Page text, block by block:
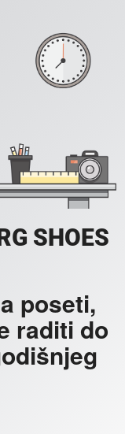
SHOES
poseti,
raditi do